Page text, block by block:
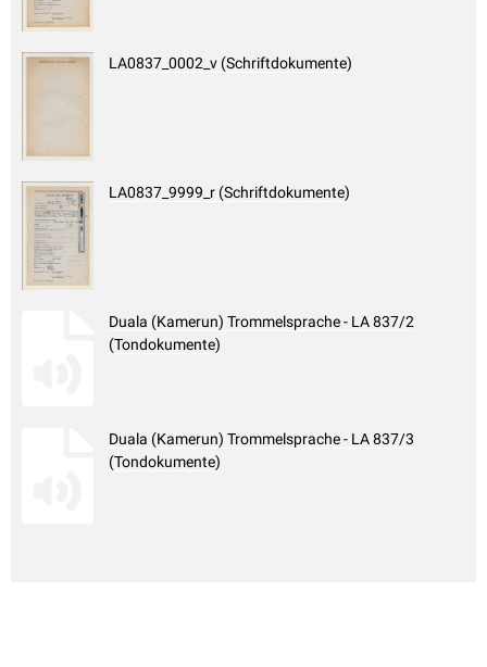
LA0837_0002_v (Schriftdokumente)
LA0837_9999_r (Schriftdokumente)
Duala (Kamerun) Trommelsprache - LA 837/2
(Tondokumente)
Duala (Kamerun) Trommelsprache - LA 837/3
(Tondokumente)